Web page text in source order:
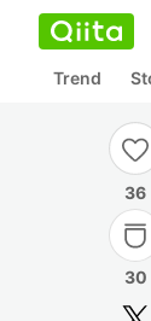
Trend
36
30